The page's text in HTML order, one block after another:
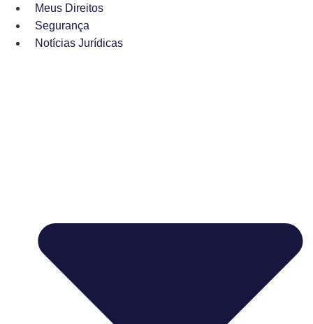
Meus Direitos
Segurança
Notícias Jurídicas